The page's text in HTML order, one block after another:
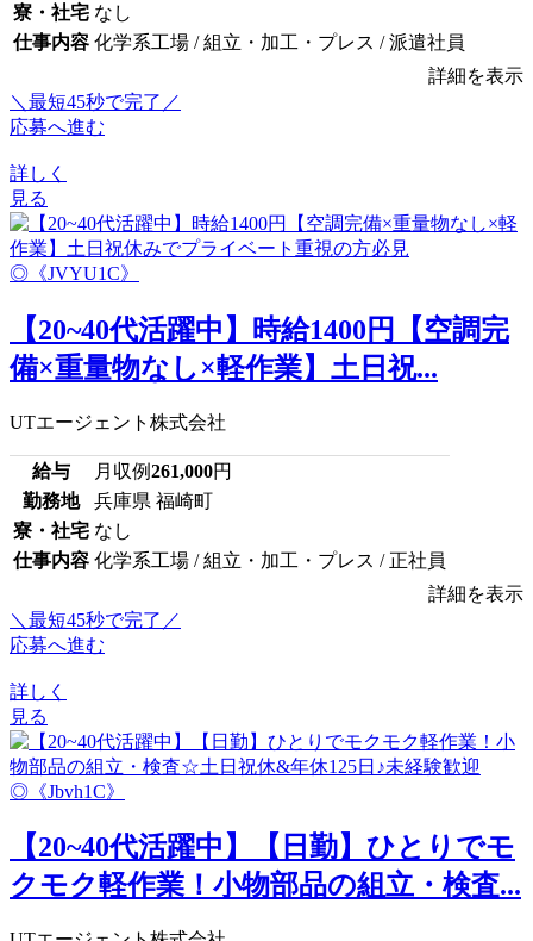
寮・社宅 なし
仕事内容 化学系工場 / 組立・加工・プレス / 派遣社員
詳細を表示
＼最短45秒で完了／
応募へ進む
詳しく
見る
【20~40代活躍中】時給1400円【空調完
備×重量物なし×軽作業】土日祝...
UTエージェント株式会社
給与 月収例261,000円
勤務地
兵庫県 福崎町
寮・社宅 なし
仕事内容 化学系工場 / 組立・加工・プレス / 正社員
詳細を表示
＼最短45秒で完了／
応募へ進む
詳しく
見る
【20~40代活躍中】【日勤】ひとりでモ
クモク軽作業！小物部品の組立・検査...